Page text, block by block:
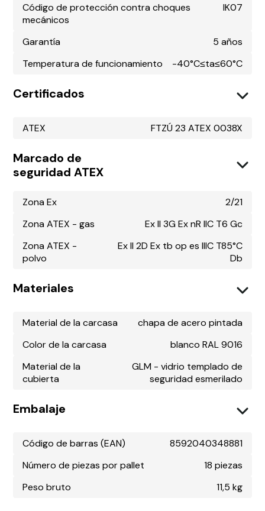
Código de protección contra choques
mecánicos
IK07
Garantía
5 años
Temperatura de funcionamiento
-40°C≤ta≤60°C
Certificados
ATEX FTZÚ 23 ATEX 0038X
Marcado de
seguridad ATEX
Zona Ex
2/21
Zona ATEX - gas
Ex II 3G Ex nR IIC T6 Gc
Zona ATEX -
polvo
Ex II 2D Ex tb op es IIIC T85°C
Db
Materiales
Material de la carcasa
chapa de acero pintada
Color de la carcasa
blanco RAL 9016
Material de la
cubierta
GLM - vidrio templado de
seguridad esmerilado
Embalaje
Código de barras (EAN)
8592040348881
Número de piezas por pallet
18 piezas
Peso bruto
11,5 kg